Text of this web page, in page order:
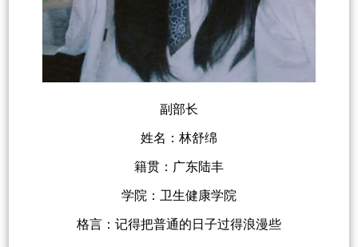
副部长
姓名：林舒绵
籍贯：广东陆丰
学院：卫生健康学院
格言：记得把普通的日子过得浪漫些